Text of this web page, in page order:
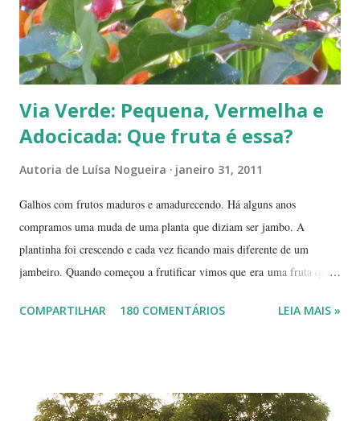
Via Verde: Pequena, Vermelha e
Adocicada: Que fruta é essa?
Autoria de Luísa Nogueira janeiro 31, 2011
Galhos com frutos maduros e amadurecendo. Há alguns anos
compramos uma muda de uma planta que diziam ser jambo. A
plantinha foi crescendo e cada vez ficando mais diferente de um
jambeiro. Quando começou a frutificar vimos que era uma fruta que
pequena, tem mais ou menos um quarto do tamanho de um jambo,
mostrar a polpa. A pele é bem fininha... Cada uma das
COMPARTILHAR 180 COMENTÁRIOS LEIA MAIS »